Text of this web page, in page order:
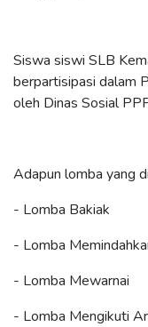
Siswa siswi SLB
berpartisipasi dalam
oleh Dinas Sosial
Adapun lomba yang
- Lomba Bakiak
- Lomba
- Lomba Mewarnai
- Lomba Mengikuti